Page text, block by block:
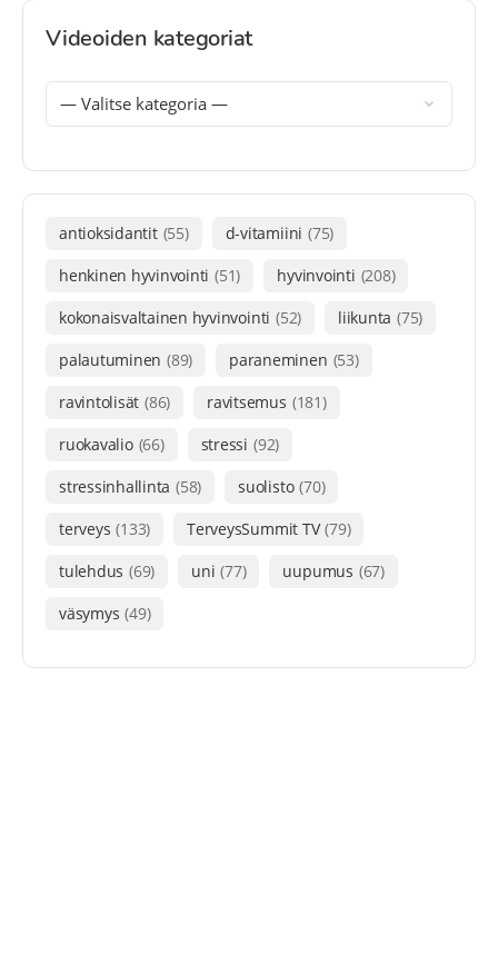
Videoiden kategoriat
antioksidantit (55) d-vitamiini (75)
henkinen hyvinvointi (51) hyvinvointi (208)
kokonaisvaltainen hyvinvointi (52) liikunta (75)
palautuminen (89) paraneminen (53)
ravintolisät (86) ravitsemus (181)
ruokavalio (66) stressi (92)
stressinhallinta (58) suolisto (70)
terveys (133) TerveysSummit TV (79)
tulehdus (69) uni (77) uupumus (67)
väsymys (49)